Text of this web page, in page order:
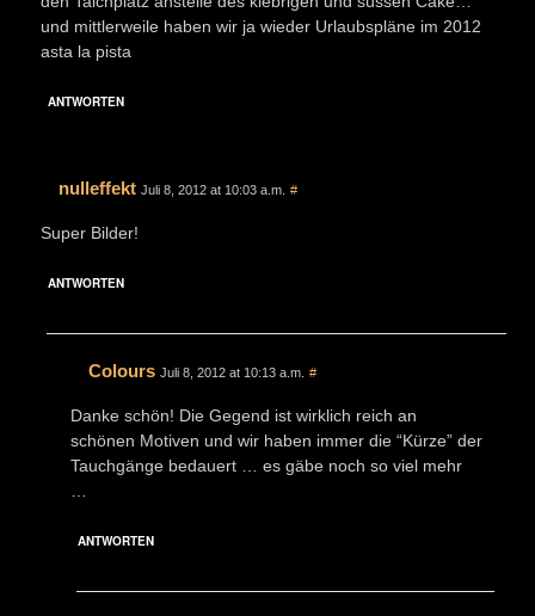
und mittlerweile haben wir ja wieder Urlaubspläne im 2012
asta la pista
ANTWORTEN
nulleffekt Juli 8, 2012 at 10:03 a.m. #
Super Bilder!
ANTWORTEN
Colours Juli 8, 2012 at 10:13 a.m. #
Danke schön! Die Gegend ist wirklich reich an
schönen Motiven und wir haben immer die “Kürze” der
Tauchgänge bedauert … es gäbe noch so viel mehr
ANTWORTEN